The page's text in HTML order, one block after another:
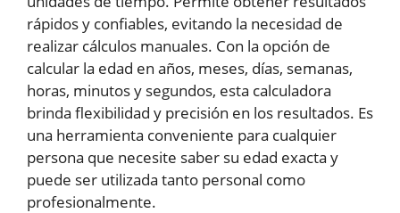
rápidos y confiables, evitando la necesidad de
realizar cálculos manuales. Con la opción de
calcular la edad en años, meses, días, semanas,
horas, minutos y segundos, esta calculadora
brinda flexibilidad y precisión en los resultados. Es
una herramienta conveniente para cualquier
persona que necesite saber su edad exacta y
puede ser utilizada tanto personal como
profesionalmente.